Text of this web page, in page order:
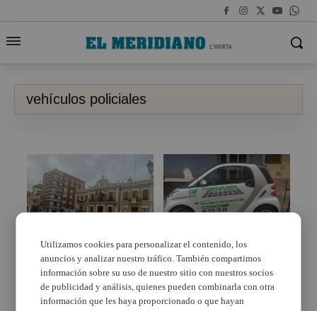
vehículos policiales
Burjassot presenta la
nueva flota de
vehículos policiales y
de Protección Civil
Una empresa de Mislata
desinfecta a diario los
coches policiales de
forma altruista
Utilizamos cookies para personalizar el contenido, los
anuncios y analizar nuestro tráfico. También compartimos
información sobre su uso de nuestro sitio con nuestros socios
de publicidad y análisis, quienes pueden combinarla con otra
información que les haya proporcionado o que hayan